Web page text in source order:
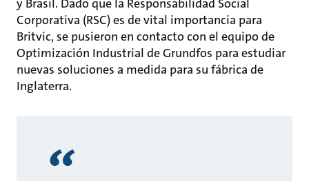
Corporativa (RSC) es de vital importancia para
Britvic, se pusieron en contacto con el equipo de
Optimización Industrial de Grundfos para estudiar
nuevas soluciones a medida para su fábrica de
Inglaterra.